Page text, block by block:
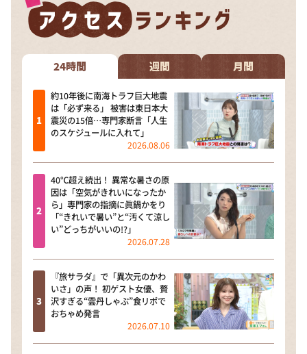
24時間 週間 月間
約10年後に南海トラフ巨大地震
は「必ず来る」 被害は東日本大
震災の15倍…専門家断言「人生
のスケジュールに入れて」
2026.08.06
40℃超え続出！ 異常な暑さの原
因は「空気がきれいになったか
ら」専門家の指摘に眞鍋かをり
「“きれいで暑い”と“汚くて涼し
い”どっちがいいの!?」
2026.07.28
『旅サラダ』で「異次元のかわ
いさ」の声！ 初ゲスト女優、贅
沢すぎる“雲丹しゃぶ”食リポで
おちゃめ発言
2026.07.10